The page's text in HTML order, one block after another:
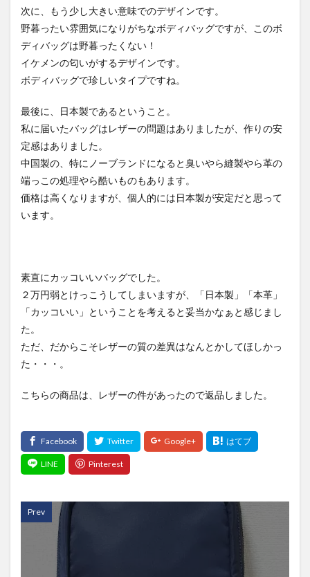
次に、もう少し大きい意味でのデザインです。
野暮ったい雰囲気になりがちなボディバッグですが、このボ
ディバッグは野暮ったくない！
イケメンの匂いがするデザインです。
ボディバッグで珍しいタイプですね。
最後に、日本製であるということ。
私に届いたバッグはレザーの問題はありましたが、作りの安
定感はありました。
中国製の、特にノーブランドになると臭いやら縫製やら革の
端っこの処理やら酷いものもあります。
価格は高くなりますが、個人的には日本製が安定だと思って
います。
素直にカッコいいバッグでした。
２万円弱とけっこうしてしまいますが、「日本製」「本革」
「カッコいい」ということを考えると妥当かなぁと感じまし
た。
ただ、だからこそレザーの質の差異はなんとかしてほしかっ
た・・・。
こちらの商品は、レザーの件があったので返品しました。
Prev